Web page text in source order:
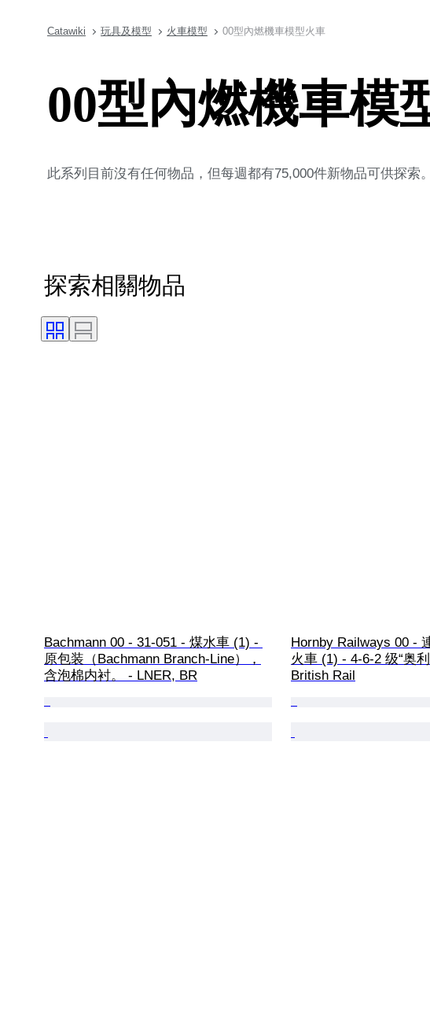
Catawiki 玩具及模型 火車模型 00型內燃機車模型火車
00型內燃機車模
此系列目前沒有任何物品，但每週都有75,000件新物品可供探索
探索相關物品
Bachmann 00 - 31-051 - 煤水車 (1) -
原包装（Bachmann Branch-Line），
含泡棉内衬。 - LNER, BR
Hornby Railways 00 -
火車 (1) - 4-6-2 级“奥
British Rail